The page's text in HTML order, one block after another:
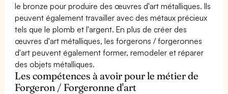
le bronze pour produire des œuvres d'art métalliques. Ils
peuvent également travailler avec des métaux précieux
tels que le plomb et l'argent. En plus de créer des
œuvres d'art métalliques, les forgerons / forgeronnes
d'art peuvent également former, remodeler et réparer
des objets métalliques.
Les compétences à avoir pour le métier de
Forgeron / Forgeronne d'art